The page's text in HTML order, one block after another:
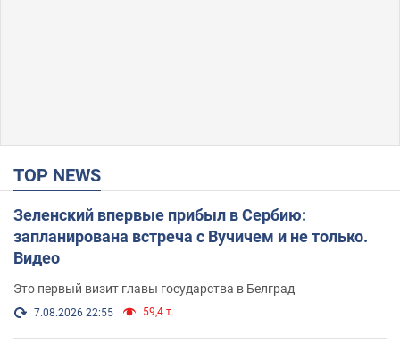
TOP NEWS
Зеленский впервые прибыл в Сербию:
запланирована встреча с Вучичем и не только.
Видео
Это первый визит главы государства в Белград
7.08.2026 22:55 59,4 т.